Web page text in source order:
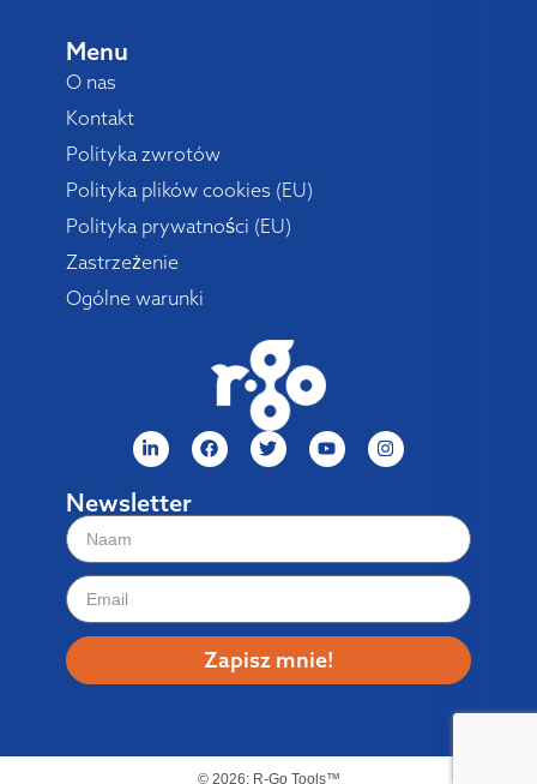
Menu
O nas
Kontakt
Polityka zwrotów
Polityka plików cookies (EU)
Polityka prywatności (EU)
Zastrzeżenie
Ogólne warunki
Newsletter
Zapisz mnie!
© 2026: R-Go Tools™